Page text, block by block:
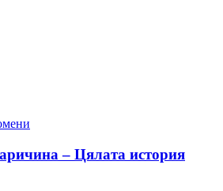
– Цялата история